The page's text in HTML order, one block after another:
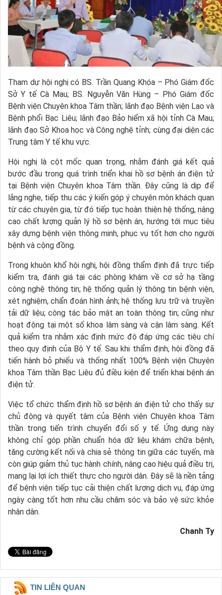
Tham dự hội nghị có BS. Trần Quang Khóa – Phó Giám đốc
Sở Y tế Cà Mau; BS. Nguyễn Văn Hùng – Phó Giám đốc
Bệnh viện Chuyên khoa Tâm thần; lãnh đạo Bệnh viện Lao và
Bệnh phổi Bạc Liêu; lãnh đạo Bảo hiểm xã hội tỉnh Cà Mau;
lãnh đạo Sở Khoa học và Công nghệ tỉnh; cùng đại diện các
Trung tâm Y tế khu vực.
Hội nghị là cột mốc quan trọng, nhằm đánh giá kết quả
bước đầu trong quá trình triển khai hồ sơ bệnh án điện tử
tại Bệnh viện Chuyên khoa Tâm thần. Đây cũng là dịp để
lắng nghe, tiếp thu các ý kiến góp ý chuyên môn khách quan
từ các chuyên gia, từ đó tiếp tục hoàn thiện hệ thống, nâng
cao chất lượng quản lý hồ sơ bệnh án, hướng tới mục tiêu
xây dựng bệnh viện thông minh, phục vụ tốt hơn cho người
bệnh và cộng đồng.
Trong khuôn khổ hội nghị, hội đồng thẩm định đã trực tiếp
kiểm tra, đánh giá tại các phòng khám về cơ sở hạ tầng
công nghệ thông tin; hệ thống quản lý thông tin bệnh viện,
xét nghiệm, chẩn đoán hình ảnh; hệ thống lưu trữ và truyền
tải dữ liệu; công tác bảo mật an toàn thông tin; cũng như
hoạt động tại một số khoa lâm sàng và cận lâm sàng. Kết
quả kiểm tra nhằm xác định mức độ đáp ứng các tiêu chí
theo quy định của Bộ Y tế. Sau khi thẩm định, hội đồng đã
tiến hành bỏ phiếu và thống nhất 100% Bệnh viện Chuyên
khoa Tâm thần Bạc Liêu đủ điều kiện để triển khai bệnh án
điện tử.
Việc tổ chức thẩm định hồ sơ bệnh án điện tử cho thấy sự
chủ động và quyết tâm của Bệnh viện Chuyên khoa Tâm
thần trong tiến trình chuyển đổi số y tế. Ứng dụng này
không chỉ góp phần chuẩn hóa dữ liệu khám chữa bệnh,
tăng cường kết nối và chia sẻ thông tin giữa các tuyến, mà
còn giúp giảm thủ tục hành chính, nâng cao hiệu quả điều trị,
mang lại lợi ích thiết thực cho người dân. Đây sẽ là nền tảng
để bệnh viện tiếp tục cải thiện chất lượng dịch vụ, đáp ứng
ngày càng tốt hơn nhu cầu chăm sóc và bảo vệ sức khỏe
nhân dân.
Chanh Ty
TIN LIÊN QUAN